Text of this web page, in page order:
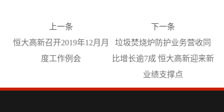
上一条
恒大高新召开2019年12月月
度工作例会
下一条
垃圾焚烧炉防护业务营收同
比增长逾7成 恒大高新迎来新
业绩支撑点